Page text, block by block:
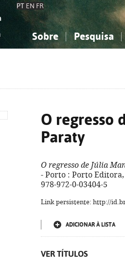
PT EN FR
Sobre Pesquisa
O regresso
Paraty
O regresso de Júlia
- Porto : Porto Editora,
978-972-0-03404-5
Link persistente: http://
ADICIONAR À LISTA
VER TÍTULOS